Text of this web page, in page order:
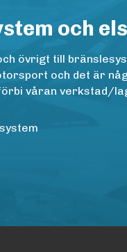
och
övrigt till
och det är
våran verkstad/